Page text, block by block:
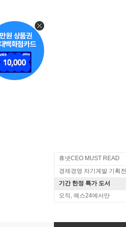
휴넷CEO MUST READ
경제경영 자기계발 기획전
기간 한정 특가 도서
오직, 예스24에서만